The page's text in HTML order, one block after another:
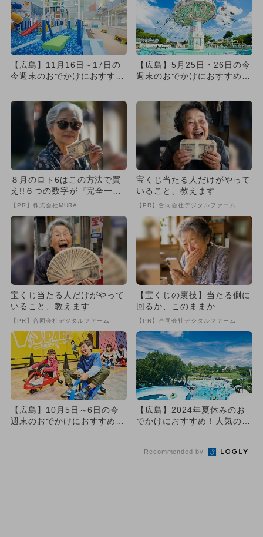
【広島】11月16日～17日の
今週末のおでかけにおすす
【広島】5月25日・26日の今
週末のおでかけにおすすめ！
８月のロト6はこの方法で買
え!!６つの数字が『完全一
致』する方法
【PR】株式会社MURA
宝くじ当たる人だけがやって
いること、教えます
【PR】合同会社デジタルファーム
宝くじ当たる人だけがやって
いること、教えます
【PR】合同会社デジタルファーム
【宝くじの裏技】当たる側に
回るか、このままか
【PR】合同会社デジタルファーム
【広島】10月5日～6日の今
週末のおでかけにおすすめ！
【広島】2024年夏休みのお
でかけにおすすめ！人気のス
Recommended by